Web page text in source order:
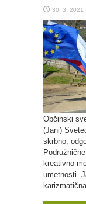
30. 3. 2021
Občinski
(Jani)
skrbno,
kreativno
umetnosti.